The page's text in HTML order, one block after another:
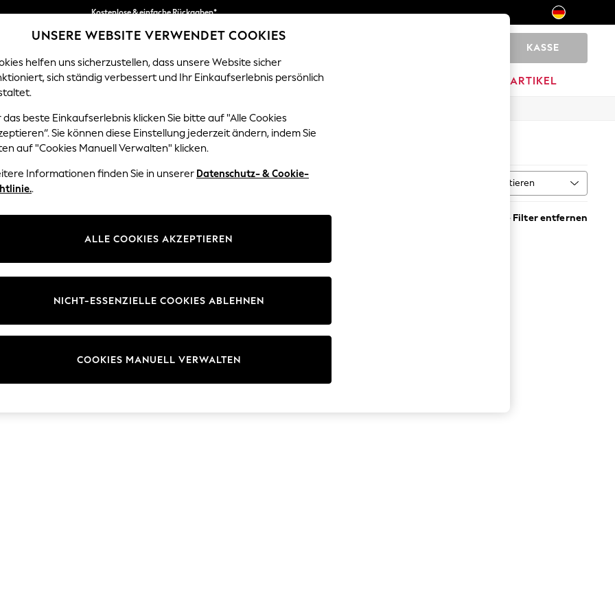
Kostenlose & einfache Rückgaben*
Wir akzeptieren.
KASSE
BABY DAMEN HERREN HOME AUSVERKAUFSARTIKEL
GARDEN AND OUTDOORS TEAL SQUARE
Sortieren
Alle Filter entfernen
UNSERE WEBSITE VERWENDET COOKIES
helfen uns sicherzustellen, dass unsere Website sicher
sich ständig verbessert und Ihr Einkaufserlebnis persönlich
das beste Einkaufserlebnis klicken Sie bitte auf "Alle Cookies
Sie können diese Einstellung jederzeit ändern, indem Sie
auf "Cookies Manuell Verwalten" klicken.
Informationen finden Sie in unserer Datenschutz- & Cookie-
.
ALLE COOKIES AKZEPTIEREN
COOKIES MANUELL VERWALTEN
NICHT-ESSENZIELLE COOKIES ABLEHNEN